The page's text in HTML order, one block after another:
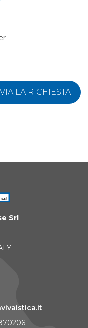
LA RICHIESTA
Srl